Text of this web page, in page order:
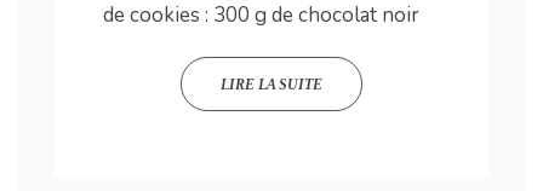
de cookies : 300 g de chocolat noir
LIRE LA SUITE